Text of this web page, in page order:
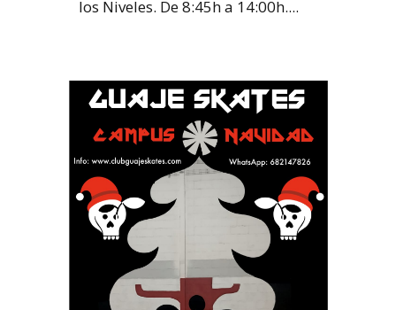
los Niveles. De 8:45h a 14:00h....